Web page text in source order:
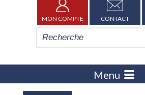
MON COMPTE CONTACT
Menu